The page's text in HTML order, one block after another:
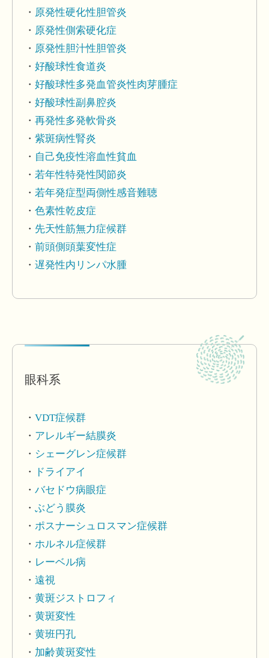
原発性硬化性胆管炎
原発性側索硬化症
原発性胆汁性胆管炎
好酸球性食道炎
好酸球性多発血管炎性肉芽腫症
好酸球性副鼻腔炎
再発性多発軟骨炎
紫斑病性腎炎
自己免疫性溶血性貧血
若年性特発性関節炎
若年発症型両側性感音難聴
色素性乾皮症
先天性筋無力症候群
前頭側頭葉変性症
遅発性内リンパ水腫
眼科系
VDT症候群
アレルギー結膜炎
シェーグレン症候群
ドライアイ
バセドウ病眼症
ぶどう膜炎
ポスナーシュロスマン症候群
ホルネル症候群
レーベル病
遠視
黄斑ジストロフィ
黄斑変性
黄班円孔
加齢黄斑変性